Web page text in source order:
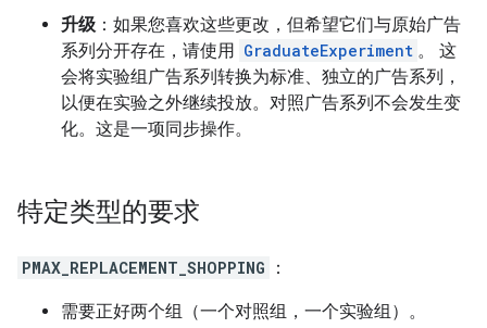
升级 ：如果您喜欢这些更改，但希望它们与原始广告
系列分开存在，请使用 GraduateExperiment 。 这
会将实验组广告系列转换为标准、独立的广告系列，
以便在实验之外继续投放。对照广告系列不会发生变
化。这是一项同步操作。
特定类型的要求
PMAX_REPLACEMENT_SHOPPING ：
需要正好两个组（一个对照组，一个实验组）。